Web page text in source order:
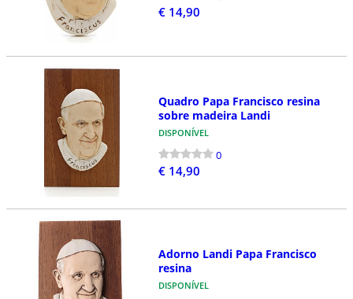
€ 14,90
Quadro Papa Francisco resina
sobre madeira Landi
DISPONÍVEL
0
€ 14,90
Adorno Landi Papa Francisco
resina
DISPONÍVEL